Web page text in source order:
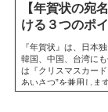
【年賀状の宛
ける３つのポ
『年賀状』は、日本
韓国、中国、台湾に
は『クリスマスカー
あいさつ”を兼用しま